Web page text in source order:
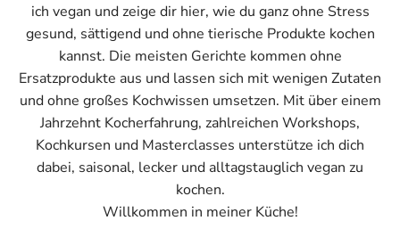
ich vegan und zeige dir hier, wie du ganz ohne Stress
gesund, sättigend und ohne tierische Produkte kochen
kannst. Die meisten Gerichte kommen ohne
Ersatzprodukte aus und lassen sich mit wenigen Zutaten
und ohne großes Kochwissen umsetzen. Mit über einem
Jahrzehnt Kocherfahrung, zahlreichen Workshops,
Kochkursen und Masterclasses unterstütze ich dich
dabei, saisonal, lecker und alltagstauglich vegan zu
kochen.
Willkommen in meiner Küche!